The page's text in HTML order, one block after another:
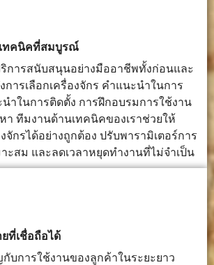
เครื่องมือแกะ
สลักต่างๆ
ติดตั้งใช้งาน
ได้ค่อนข้าง
ง่ายสำหรับ
งานตัดและ
แกะสลัก
ทั่วไป
ต้องใช้การ
ตั้งค่า การ
เลือกเครื่อง
มือ และการ
ควบคุม
พารามิเตอร์
ต้องใช้
กำลัง
เลเซอร์
ความเร็ว
โฟกัส และ
ระบบ
ผู้ปฏิบัติงาน
จำเป็นต้องมี
งานกลึงที่
รียมไฟล์
ทคนิคที่สมบูรณ์
การสนับสนุนอย่างมืออาชีพทั้งก่อนและ
ารเลือกเครื่องจักร คำแนะนำในการ
ำในการติดตั้ง การฝึกอบรมการใช้งาน
ทีมงานด้านเทคนิคของเราช่วยให้
จักรได้อย่างถูกต้อง ปรับพารามิเตอร์การ
ะสม และลดเวลาหยุดทำงานที่ไม่จำเป็น
ที่เชื่อถือได้
บการใช้งานของลูกค้าในระยะยาว